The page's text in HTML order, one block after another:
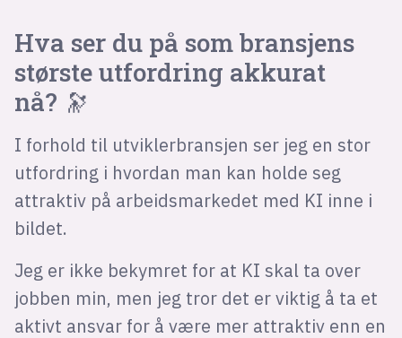
Hva ser du på som bransjens
største utfordring akkurat
nå? 🔭
I forhold til utviklerbransjen ser jeg en stor
utfordring i hvordan man kan holde seg
attraktiv på arbeidsmarkedet med KI inne i
bildet.
Jeg er ikke bekymret for at KI skal ta over
jobben min, men jeg tror det er viktig å ta et
aktivt ansvar for å være mer attraktiv enn en